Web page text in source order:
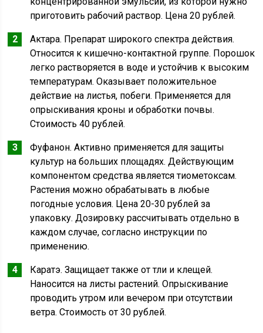
приготовить рабочий раствор. Цена 20 рублей.
Актара. Препарат широкого спектра действия.
Относится к кишечно-контактной группе. Порошок
легко растворяется в воде и устойчив к высоким
температурам. Оказывает положительное
действие на листья, побеги. Применяется для
опрыскивания кроны и обработки почвы.
Стоимость 40 рублей.
Фуфанон. Активно применяется для защиты
культур на больших площадях. Действующим
компонентом средства является тиометоксам.
Растения можно обрабатывать в любые
погодные условия. Цена 20-30 рублей за
упаковку. Дозировку рассчитывать отдельно в
каждом случае, согласно инструкции по
применению.
Каратэ. Защищает также от тли и клещей.
Наносится на листы растений. Опрыскивание
проводить утром или вечером при отсутствии
ветра. Стоимость от 30 рублей.